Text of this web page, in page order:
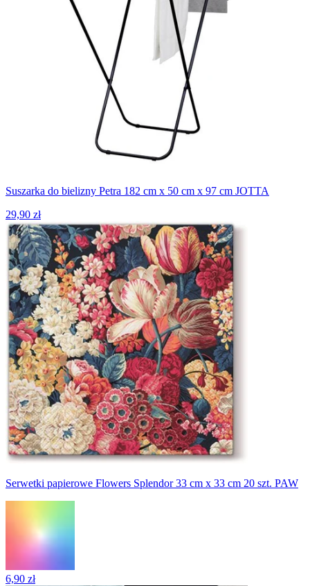
Suszarka do bielizny Petra 182 cm x 50 cm x 97 cm JOTTA
29,90 zł
Serwetki papierowe Flowers Splendor 33 cm x 33 cm 20 szt. PAW
6,90 zł